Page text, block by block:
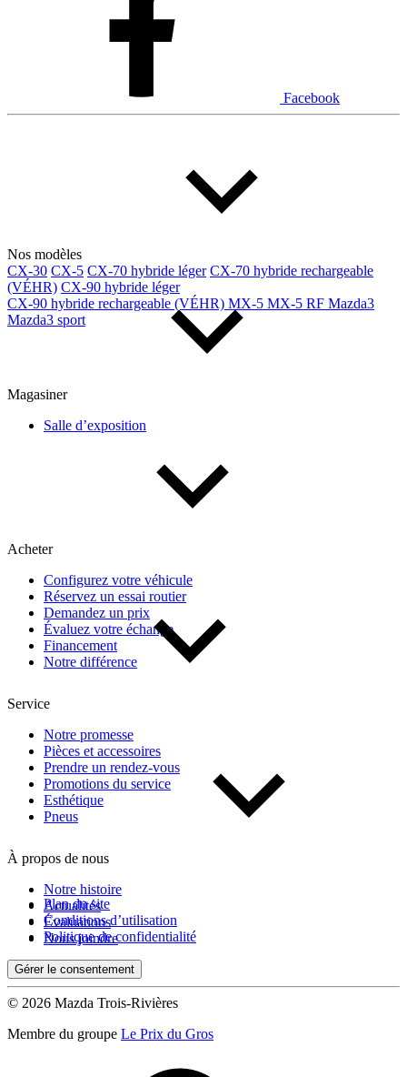
Facebook
Nos modèles
CX-30 CX-5 CX-70 hybride léger CX-70 hybride rechargeable
(VÉHR) CX-90 hybride léger
CX-90 hybride rechargeable (VÉHR) MX-5 MX-5 RF Mazda3
Mazda3 sport
Magasiner
Salle d’exposition
Acheter
Configurez votre véhicule
Réservez un essai routier
Demandez un prix
Évaluez votre échange
Financement
Notre différence
Service
Notre promesse
Pièces et accessoires
Prendre un rendez-vous
Promotions du service
Esthétique
Pneus
À propos de nous
Notre histoire
Actualités
Évaluations
Nous joindre
Plan du site
Conditions d’utilisation
Politique de confidentialité
Gérer le consentement
© 2026 Mazda Trois-Rivières
Membre du groupe Le Prix du Gros